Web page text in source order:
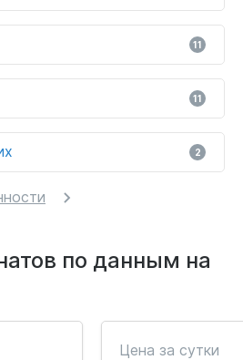
11
11
2
по данным на
Цена за сутки